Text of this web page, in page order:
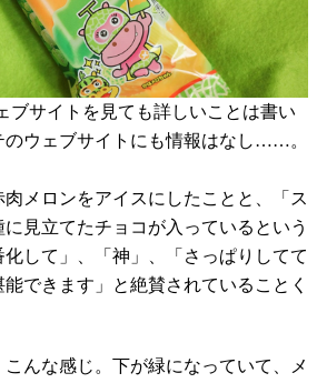
ブサイトを見ても詳しいことは書い
のウェブサイトにも情報はなし……。
メロンをアイスにしたことと、「ス
見立てたチョコが入っているという
して」、「神」、「さっぱりしてて
できます」と絶賛されていることく
んな感じ。下が緑になっていて、メ